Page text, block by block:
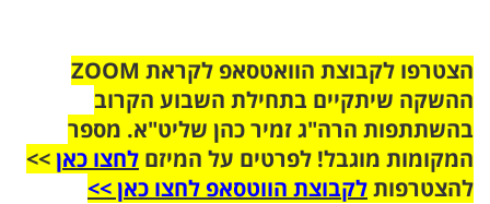
הצטרפו לקבוצת הוואטסאפ לקראת ZOOM
ההשקה שיתקיים בתחילת השבוע הקרוב
בהשתתפות הרה"ג זמיר כהן שליט"א. מספר
המקומות מוגבל! לפרטים על המיזם לחצו כאן>>
להצטרפותלקבוצת הווטסאפ לחצו כאן >>